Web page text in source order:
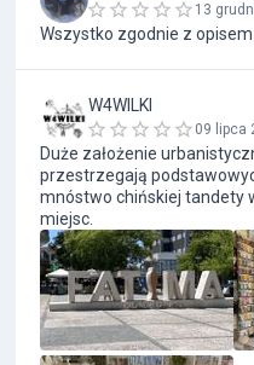
13
Wszystko zgodnie z opisem
W4WILKI
09 lipca
Duże założenie
przestrzegają
mnóstwo chińskiej tandety
miejsc.